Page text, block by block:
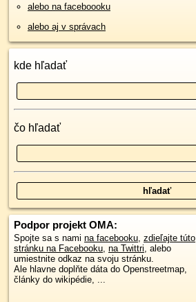
alebo na faceboooku
alebo aj v správach
kde hľadať
čo hľadať
Podpor projekt OMA:
Spojte sa s nami na facebooku zdieľajte túto
stránku na Facebooku na Twittri , alebo
umiestnite odkaz na svoju stránku.
Ale hlavne doplňte dáta do Openstreetmap,
články do wikipédie, ...